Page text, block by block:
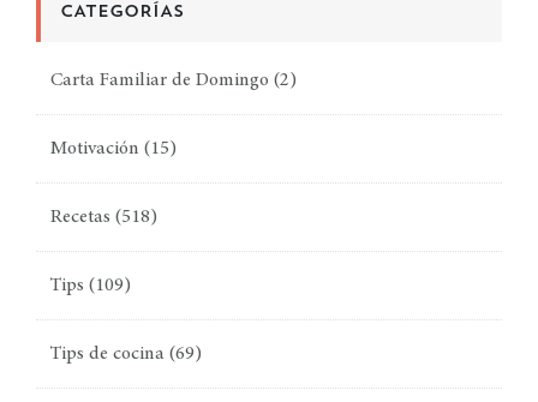
CATEGORÍAS
Carta Familiar de Domingo (2)
Motivación (15)
Recetas (518)
Tips (109)
Tips de cocina (69)